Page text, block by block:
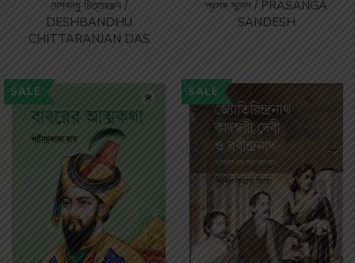
দেশবন্ধু চিত্তরঞ্জন /
DESHBANDHU
CHITTARANJAN DAS
প্রসঙ্গ সন্দেশ / PRASANGA
SANDESH
SALE SALE